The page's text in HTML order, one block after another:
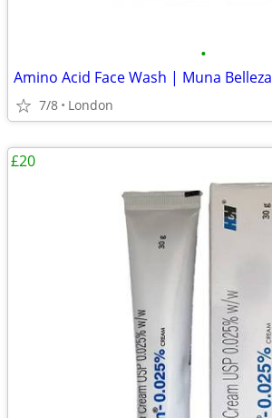
•
Amino Acid Face Wash | Muna Belleza
7/8 London
£20